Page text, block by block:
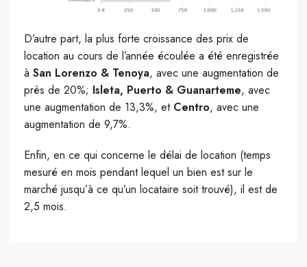
D’autre part, la plus forte croissance des prix de
location au cours de l’année écoulée a été enregistrée
à San Lorenzo & Tenoya, avec une augmentation de
près de 20%; Isleta, Puerto & Guanarteme, avec
une augmentation de 13,3%, et Centro, avec une
augmentation de 9,7%.
Enfin, en ce qui concerne le délai de location (temps
mesuré en mois pendant lequel un bien est sur le
marché jusqu’à ce qu’un locataire soit trouvé), il est de
2,5 mois.